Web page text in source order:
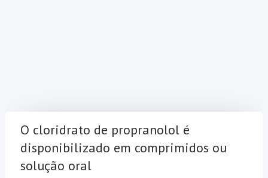
O cloridrato de propranolol é
disponibilizado em comprimidos ou
solução oral